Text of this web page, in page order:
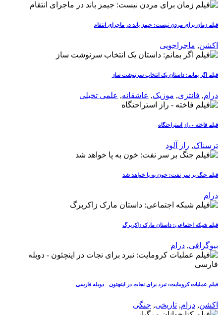
فیلم زمان برای مردن نیست: جیمز باند در ماجرای انتقام
اکشن, ماجراجویی
فیلم اگر بمانم: داستان یک انتخاب سرنوشت ساز
درام, فانتزی, موزیک, عاشقانه, علمی تخیلی
فیلم فاخته - راز استراحتگاه
ترسناک, راز آلود
فیلم جنگ بر سر نفت: خون به پا خواهد شد
درام
فیلم شبکه اجتماعی: داستان مارک زاکربرگ
بیوگرافی, درام
فیلم عملیات کرومایت: نبرد برای نجات در اینچئون - دوبله فارسی
اکشن, درام, تاریخی, جنگی